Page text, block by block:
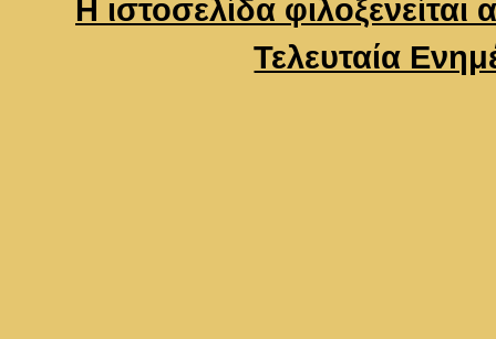
Η ιστοσελίδα
Τελευταία